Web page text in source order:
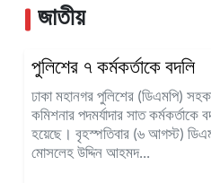
জাতীয়
পুলিশের ৭ কর্মকর্তাকে বদলি
ঢাকা মহানগর পুলিশের (ডিএমপি)
কমিশনার পদমর্যাদার সাত কর্মকর্তাকে
হয়েছে। বৃহস্পতিবার (৬ আগস্ট)
মোসলেহ উদ্দিন আহমদ...